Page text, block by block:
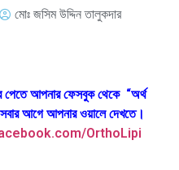
মোঃ জসিম উদ্দিন তালুকদার
পেতে আপনার ফেসবুক থেকে “অর্থ
আগে আপনার ওয়ালে দেখতে।
OrthoLipi